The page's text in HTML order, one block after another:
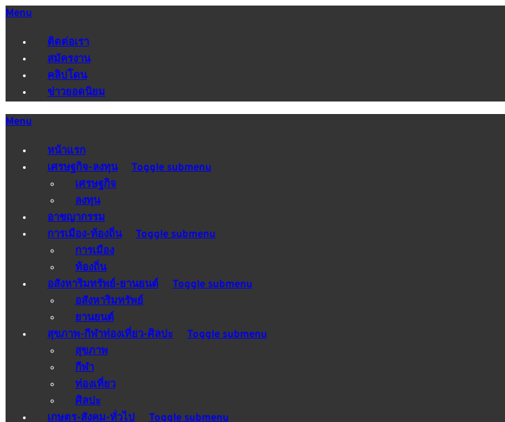
Menu
ติดต่อเรา
สมัครงาน
คลิปโดน
ข่าวยอดนิยม
Menu
หน้าแรก
เศรษฐกิจ-ลงทุน
Toggle submenu
เศรษฐกิจ
ลงทุน
อาชญากรรม
การเมือง-ท้องถิ่น
Toggle submenu
การเมือง
ท้องถิ่น
อสังหาริมทรัพย์-ยานยนต์
Toggle submenu
อสังหาริมทรัพย์
ยานยนต์
สุขภาพ-กีฬาท่องเที่ยว-ศิลปะ
Toggle submenu
สุขภาพ
กีฬา
ท่องเที่ยว
ศิลปะ
เกษตร-สังคม-ทั่วไป
Toggle submenu